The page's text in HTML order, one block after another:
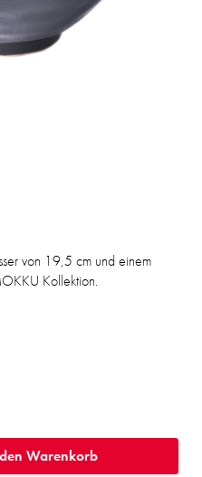
Warenkorb
von 19,5 cm und einem
Kollektion.